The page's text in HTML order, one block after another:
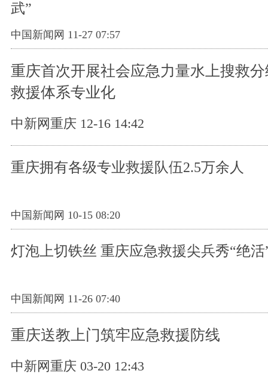
武”
中国新闻网 11-27 07:57
重庆首次开展社会应急力量水上搜救
救援体系专业化
中新网重庆 12-16 14:42
重庆拥有各级专业救援队伍2.5万余人
中国新闻网 10-15 08:20
灯泡上切铁丝 重庆应急救援尖兵秀“绝活
中国新闻网 11-26 07:40
重庆送教上门筑牢应急救援防线
中新网重庆 03-20 12:43